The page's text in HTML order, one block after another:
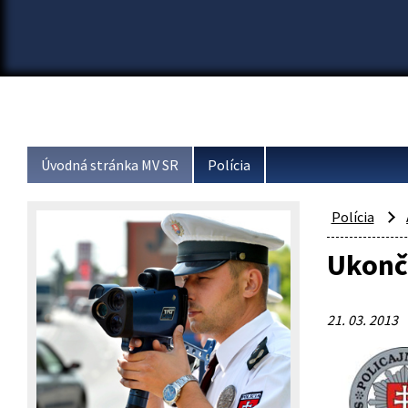
Úvodná stránka MV SR Polícia
Polícia
21. 03. 2013